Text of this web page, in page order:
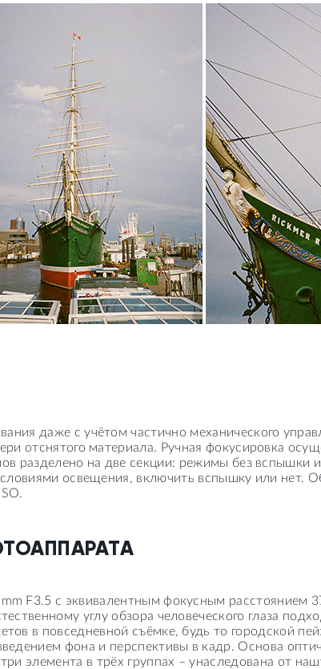
даже с учётом частично механического
отснятого материала. Ручная фокусировка
разделено на две секции: режимы без вспышки
освещения, включить вспышку или нет.
F3.5 с эквивалентным фокусным расстоянием
углу обзора человеческого глаза
в повседневной съёмке, будь то городской
фона и перспективы в кадр. Основа
элемента в трёх группах – унаследована от